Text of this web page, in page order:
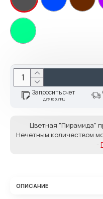
Запросить счет
для юр.лиц
Цветная "Пирамида"
Нечетным количеством
-
ОПИСАНИЕ